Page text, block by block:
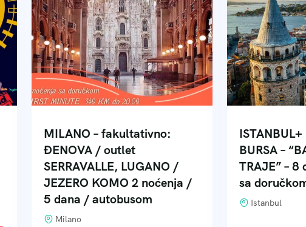
MILANO – fakultativno:
ĐENOVA / outlet
SERRAVALLE, LUGANO /
JEZERO KOMO 2 noćenja /
5 dana / autobusom
Milano
ISTANBUL+
BURSA –
TRAJE” – 8
sa
Istanbul